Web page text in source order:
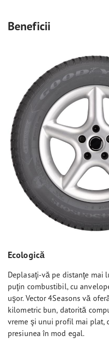
Beneficii
Ecologică
Deplasaţi-vă pe distanţe mai
puţin combustibil, cu
uşor. Vector 4Seasons vă
kilometric bun, datorită
vreme şi unui profil mai plat,
presiunea în mod egal.